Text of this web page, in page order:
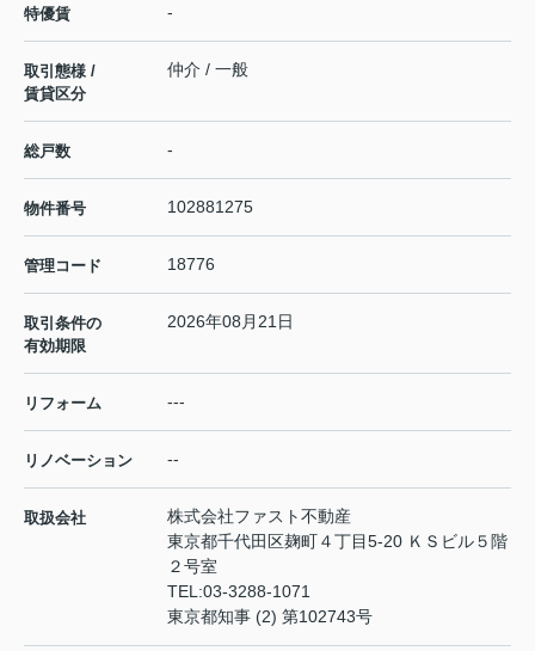
特優賃 -
取引態様 /
賃貸区分
仲介 / 一般
総戸数 -
物件番号 102881275
管理コード 18776
取引条件の
有効期限
2026年08月21日
リフォーム ---
リノベーション --
取扱会社
株式会社ファスト不動産
東京都千代田区麹町４丁目5-20 ＫＳビル５階
２号室
TEL:03-3288-1071
東京都知事 (2) 第102743号